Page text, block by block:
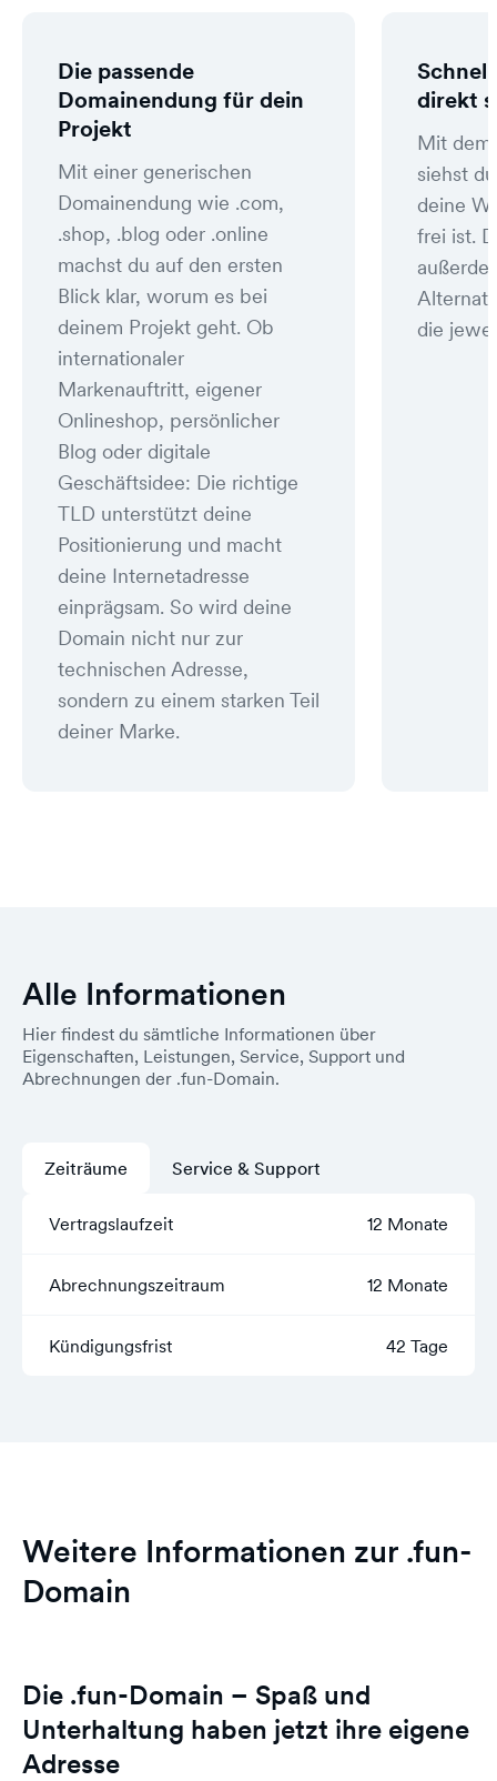
Die passende
Domainendung für dein
Projekt
Mit einer generischen
Domainendung wie .com,
.shop, .blog oder .online
machst du auf den ersten
Blick klar, worum es bei
deinem Projekt geht. Ob
internationaler
Markenauftritt, eigener
Onlineshop, persönlicher
Blog oder digitale
Geschäftsidee: Die richtige
TLD unterstützt deine
Positionierung und macht
deine Internetadresse
einprägsam. So wird deine
Domain nicht nur zur
technischen Adresse,
sondern zu einem starken Teil
deiner Marke.
direkt
Mit dem
siehst
deine
frei ist.
die
Alle Informationen
Hier findest du sämtliche Informationen über
Eigenschaften, Leistungen, Service, Support und
Abrechnungen der .fun-Domain.
Zeiträume
Vertragslaufzeit 12 Monate
Abrechnungszeitraum 12 Monate
Kündigungsfrist 42 Tage
Service & Support
Weitere Informationen zur .fun-
Domain
Die .fun-Domain – Spaß und
Unterhaltung haben jetzt ihre eigene
Adresse